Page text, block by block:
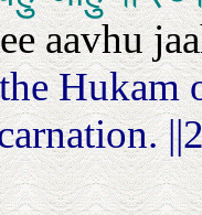
aavhu
Hukam